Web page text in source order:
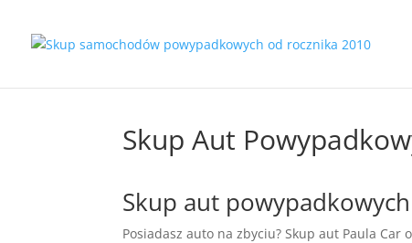
Skup Aut
Skup aut
Posiadasz auto na zbyciu? Skup aut Paula